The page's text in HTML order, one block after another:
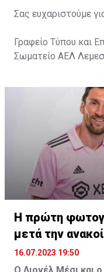
Σας ευχαριστούμε
Γραφείο Τύπου και
Σωματείο ΑΕΛ
Η πρώτη
μετά την
16.07.2023 19:50